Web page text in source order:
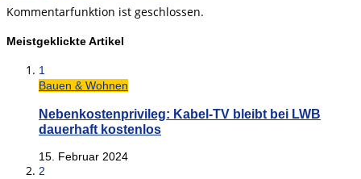
Kommentarfunktion ist geschlossen.
Meistgeklickte Artikel
1
Bauen & Wohnen
Nebenkostenprivileg: Kabel-TV bleibt bei LWB
dauerhaft kostenlos
15. Februar 2024
2